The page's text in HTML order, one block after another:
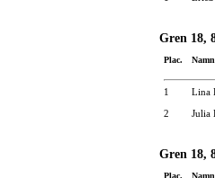
Gren 18,
Plac. Namn
1 Lina
2
Julia
Gren 18,
Plac. Namn